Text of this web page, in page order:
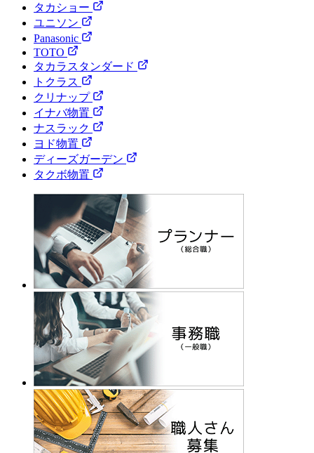
タカショー
ユニソン
Panasonic
TOTO
タカラスタンダード
トクラス
クリナップ
イナバ物置
ナスラック
ヨド物置
ディーズガーデン
タクボ物置